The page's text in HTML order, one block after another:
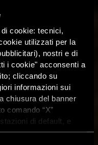
cookie: tecnici,
utilizzati per la
nostri e di
i cookie" acconsenti a
cliccando su
informazioni sui
chiusura del banner
comando “X”
di default, e
con i cookie